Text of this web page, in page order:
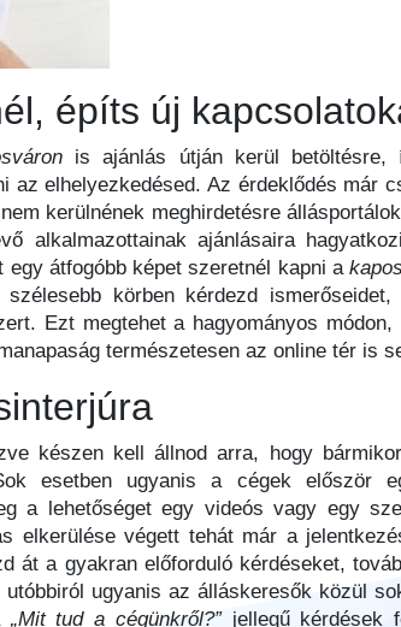
építs új
is ajánlás útján kerül betöltésre,
az elhelyezkedésed. Az érdeklődés már
kerülnének meghirdetésre
alkalmazottainak ajánlásaira
egy átfogóbb képet szeretnél kapni a
körben kérdezd
Ezt megtehet a hagyományos
természetesen az online tér is
készen kell állnod arra, hogy
esetben ugyanis a cégek először
a lehetőséget egy videós vagy egy
elkerülése végett tehát már a
át a gyakran előforduló kérdéseket,
ugyanis az álláskeresők közül
„Mit tud a cégünkről?”jellegű kérdések